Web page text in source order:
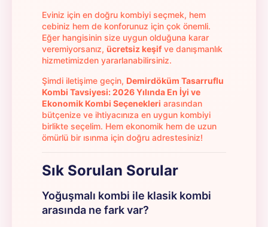
Eviniz için en doğru kombiyi seçmek, hem
cebiniz hem de konforunuz için çok önemli.
Eğer hangisinin size uygun olduğuna karar
veremiyorsanız, ücretsiz keşif ve danışmanlık
hizmetimizden yararlanabilirsiniz.
Şimdi iletişime geçin, Demirdöküm Tasarruflu
Kombi Tavsiyesi: 2026 Yılında En İyi ve
Ekonomik Kombi Seçenekleri arasından
bütçenize ve ihtiyacınıza en uygun kombiyi
birlikte seçelim. Hem ekonomik hem de uzun
ömürlü bir ısınma için doğru adrestesiniz!
Sık Sorulan Sorular
Yoğuşmalı kombi ile klasik kombi
arasında ne fark var?